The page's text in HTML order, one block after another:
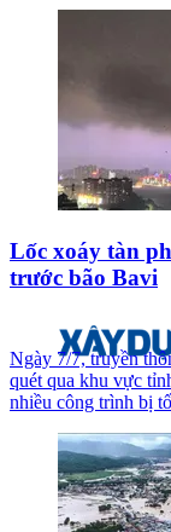
Lốc xoáy tàn
trước bão Bavi
Ngày 7/7, truyền
quét qua khu vực
nhiều công trình bị